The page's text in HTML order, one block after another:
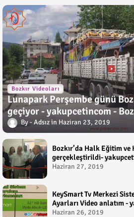
Bozkır Videoları
Lunapark Perşembe günü
geçiyor - yakupcetincom -
Adsız Haziran 23, 2019
Bozkır’da Halk Eğitim
gerçekleştirildi-
Haziran 27, 2019
KeySmart Tv Merkezi
Ayarları Video anlatım -
Çetin
Haziran 26, 2019